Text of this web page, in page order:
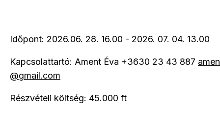
Időpont: 2026.06. 28. 16.00 - 2026. 07. 04. 13.00
Kapcsolattartó: Ament Éva +3630 23 43 887
@gmail.com
Részvételi költség: 45.000 ft